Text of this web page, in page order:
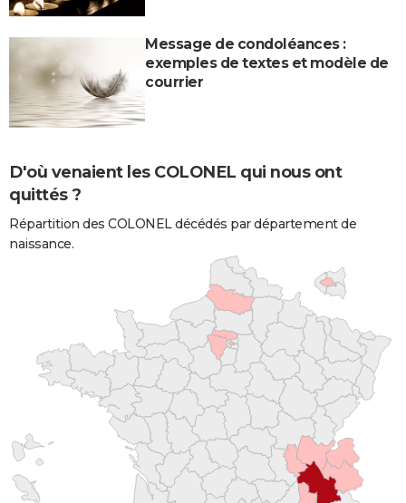
Message de condoléances :
exemples de textes et modèle de
courrier
D'où venaient les COLONEL qui nous ont
quittés ?
Répartition des COLONEL décédés par département de
naissance.